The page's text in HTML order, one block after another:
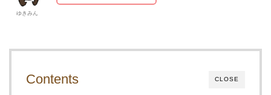
ゆきみん
CLOSE
Contents